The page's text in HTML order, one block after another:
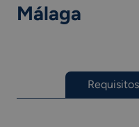
Málaga
Requisitos